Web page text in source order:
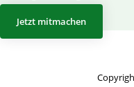
Jetzt mitmachen